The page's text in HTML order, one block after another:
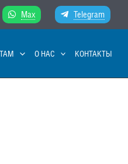
Max Telegram
О НАС КОНТАКТЫ